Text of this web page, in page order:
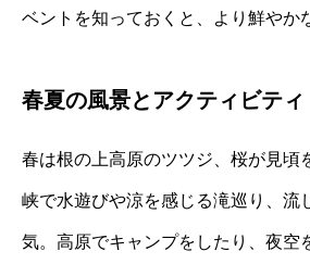
ベントを知っておくと、より鮮やか
春夏の風景とアクティビティ
春は根の上高原のツツジ、桜が見頃
峡で水遊びや涼を感じる滝巡り、流
気。高原でキャンプをしたり、夜空